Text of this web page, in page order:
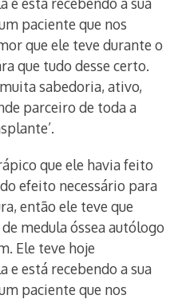
paciente que nos
que ele teve durante o
que tudo desse certo.
sabedoria, ativo,
parceiro de toda a
que ele havia feito
efeito necessário para
então ele teve que
medula óssea autólogo
Ele teve hoje
e está recebendo a sua
paciente que nos